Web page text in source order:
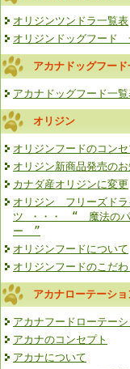
オリジンツンドラ一覧表
オリジンドッグフード
アカナドッグフー
アカナドッグフード一
オリジン
オリジンフードのコンセ
オリジン新商品発売の
カナダ産オリジンに変更
オリジン フリーズドラ
ツ ・・・ “ 魔法のパ
ー ”
オリジンフードについて
オリジンフードのこだ
アカナローテーショ
アカナフードローテーシ
アカナのコンセプト
アカナについて